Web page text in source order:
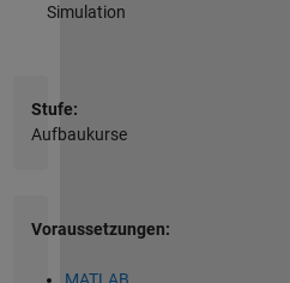
Simulation
Stufe:
Aufbaukurse
Voraussetzungen: